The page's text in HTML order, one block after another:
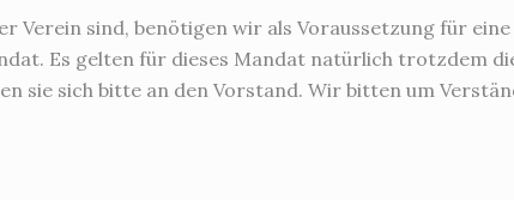
Verein sind, benötigen wir als Voraussetzung für
Es gelten für dieses Mandat natürlich trotzdem
sie sich bitte an den Vorstand. Wir bitten um